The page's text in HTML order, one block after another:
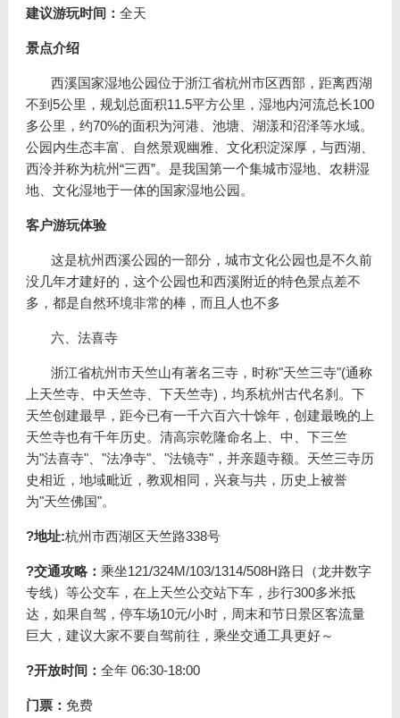
建议游玩时间： 全天
景点介绍
西溪国家湿地公园位于浙江省杭州市区西部，距离西湖
不到5公里，规划总面积11.5平方公里，湿地内河流总长100
多公里，约70%的面积为河港、池塘、湖漾和沼泽等水域。
公园内生态丰富、自然景观幽雅、文化积淀深厚，与西湖、
西泠并称为杭州“三西”。是我国第一个集城市湿地、农耕湿
地、文化湿地于一体的国家湿地公园。
客户游玩体验
这是杭州西溪公园的一部分，城市文化公园也是不久前
没几年才建好的，这个公园也和西溪附近的特色景点差不
多，都是自然环境非常的棒，而且人也不多
六、法喜寺
浙江省杭州市天竺山有著名三寺，时称"天竺三寺"(通称
上天竺寺、中天竺寺、下天竺寺)，均系杭州古代名刹。下
天竺创建最早，距今已有一千六百六十馀年，创建最晚的上
天竺寺也有千年历史。清高宗乾隆命名上、中、下三竺
为"法喜寺"、"法净寺"、"法镜寺"，并亲题寺额。天竺三寺历
史相近，地域毗近，教观相同，兴衰与共，历史上被誉
为"天竺佛国"。
?地址:杭州市西湖区天竺路338号
?交通攻略： 乘坐121/324M/103/1314/508H路日（龙井数字
专线）等公交车，在上天竺公交站下车，步行300多米抵
达，如果自驾，停车场10元/小时，周末和节日景区客流量
巨大，建议大家不要自驾前往，乘坐交通工具更好～
?开放时间： 全年 06:30-18:00
门票： 免费